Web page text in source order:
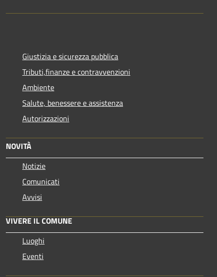
Giustizia e sicurezza pubblica
Tributi,finanze e contravvenzioni
Ambiente
Salute, benessere e assistenza
Autorizzazioni
NOVITÀ
Notizie
Comunicati
Avvisi
VIVERE IL COMUNE
Luoghi
Eventi